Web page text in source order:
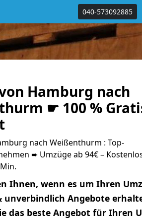
040-573092885
Hamburg nach
☛ 100 %
nach Weißenthurm : Top-
➨ Umzüge ab 94€ –
Ihnen, wenn es um Ihren
unverbindlich Angebote
das beste Angebot für Ihren